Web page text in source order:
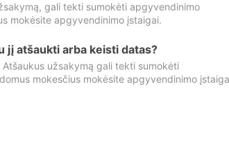
gali tekti sumokėti apgyvendinimo
mokėsite apgyvendinimo įstaigai.
jį atšaukti arba keisti datas?
užsakymą gali tekti sumokėti
mokesčius mokėsite apgyvendinimo